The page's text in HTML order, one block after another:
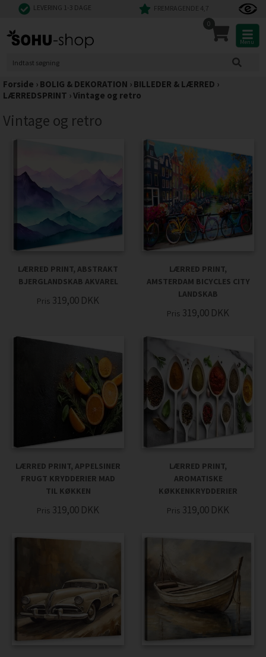
LEVERING 1-3 DAGE FREMRAGENDE 4,7
0
Menu
Forside › BOLIG & DEKORATION › BILLEDER & LÆRRED ›
LÆRREDSPRINT ›Vintage og retro
Vintage og retro
LÆRRED PRINT, ABSTRAKT
BJERGLANDSKAB AKVAREL
Pris 319,00 DKK
LÆRRED PRINT,
AMSTERDAM BICYCLES CITY
LANDSKAB
Pris 319,00 DKK
LÆRRED PRINT, APPELSINER
FRUGT KRYDDERIER MAD
TIL KØKKEN
Pris 319,00 DKK
LÆRRED PRINT,
AROMATISKE
KØKKENKRYDDERIER
Pris 319,00 DKK